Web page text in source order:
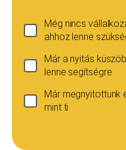
Még nincs
ahhoz lenne
Már a nyitás
lenne segítségre
Már megnyitottunk
mint ti